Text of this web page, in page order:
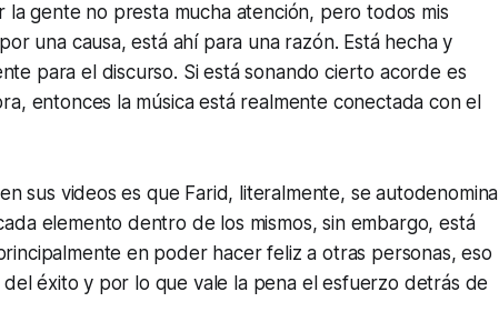
la gente no presta mucha atención, pero todos mis
una causa, está ahí para una razón. Está hecha y
para el discurso. Si está sonando cierto acorde es
entonces la música está realmente conectada con el
sus videos es que Farid, literalmente, se autodenomina
elemento dentro de los mismos, sin embargo, está
en poder hacer feliz a otras personas, eso
éxito y por lo que vale la pena el esfuerzo detrás de